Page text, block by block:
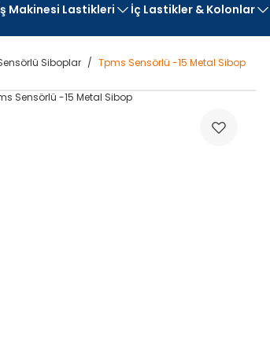
Makinesi Lastikleri İç Lastikler & Kolonlar
Siboplar Tpms Sensörlü -15 Metal Sibop